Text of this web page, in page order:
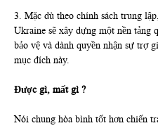
3. Mặc dù theo chính sách trung
Ukraine sẽ xây dựng một nền tảng
bảo vệ và dành quyền nhận sự trợ
mục đích này.
Được gì, mất gì ?
Nói chung hòa bình tốt hơn chiến